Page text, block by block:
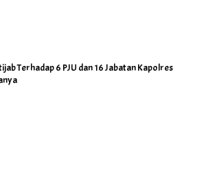
Terhadap 6 PJU dan 16 Jabatan Kapolres